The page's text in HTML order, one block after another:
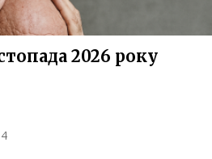
2026 року